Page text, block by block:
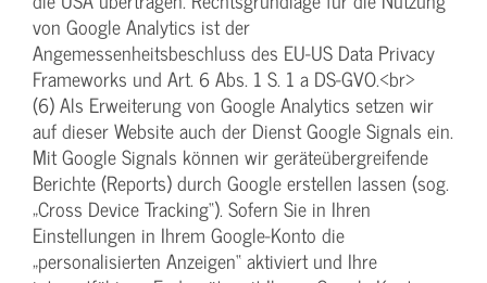
von Google Analytics ist der
Angemessenheitsbeschluss des EU-US Data Privacy
Frameworks und Art. 6 Abs. 1 S. 1 a DS-GVO.<br>
(6) Als Erweiterung von Google Analytics setzen wir
auf dieser Website auch der Dienst Google Signals ein.
Mit Google Signals können wir geräteübergreifende
Berichte (Reports) durch Google erstellen lassen (sog.
„Cross Device Tracking“). Sofern Sie in Ihren
Einstellungen in Ihrem Google-Konto die
„personalisierten Anzeigen“ aktiviert und Ihre